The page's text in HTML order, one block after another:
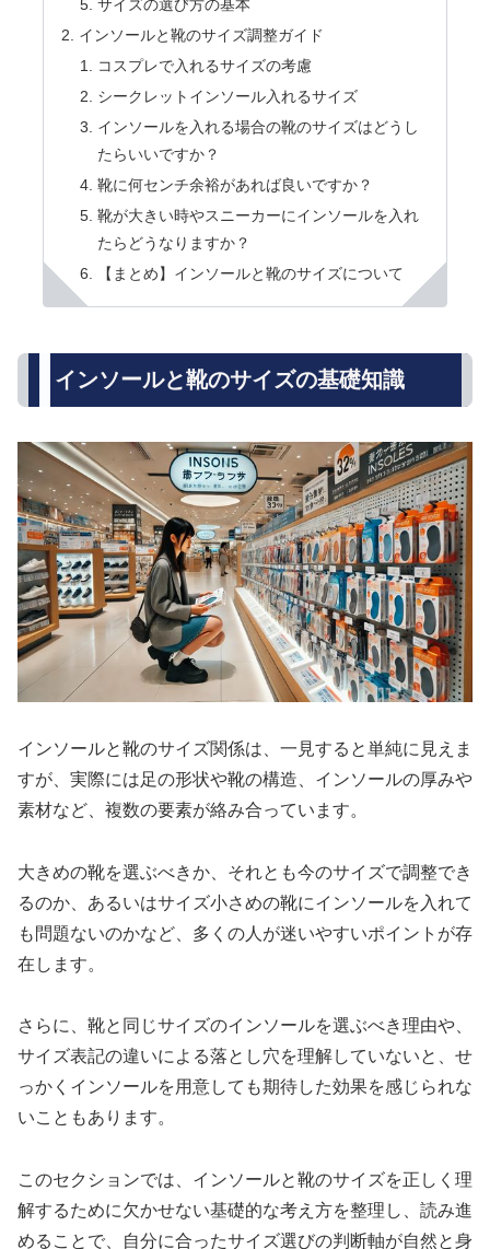
サイズの選び方の基本
インソールと靴のサイズ調整ガイド
コスプレで入れるサイズの考慮
シークレットインソール入れるサイズ
インソールを入れる場合の靴のサイズはどうし
たらいいですか？
靴に何センチ余裕があれば良いですか？
靴が大きい時やスニーカーにインソールを入れ
たらどうなりますか？
【まとめ】インソールと靴のサイズについて
インソールと靴のサイズの基礎知識
インソールと靴のサイズ関係は、一見すると単純に見えま
すが、実際には足の形状や靴の構造、インソールの厚みや
素材など、複数の要素が絡み合っています。
大きめの靴を選ぶべきか、それとも今のサイズで調整でき
るのか、あるいはサイズ小さめの靴にインソールを入れて
も問題ないのかなど、多くの人が迷いやすいポイントが存
在します。
さらに、靴と同じサイズのインソールを選ぶべき理由や、
サイズ表記の違いによる落とし穴を理解していないと、せ
っかくインソールを用意しても期待した効果を感じられな
いこともあります。
このセクションでは、インソールと靴のサイズを正しく理
解するために欠かせない基礎的な考え方を整理し、読み進
めることで、自分に合ったサイズ選びの判断軸が自然と身